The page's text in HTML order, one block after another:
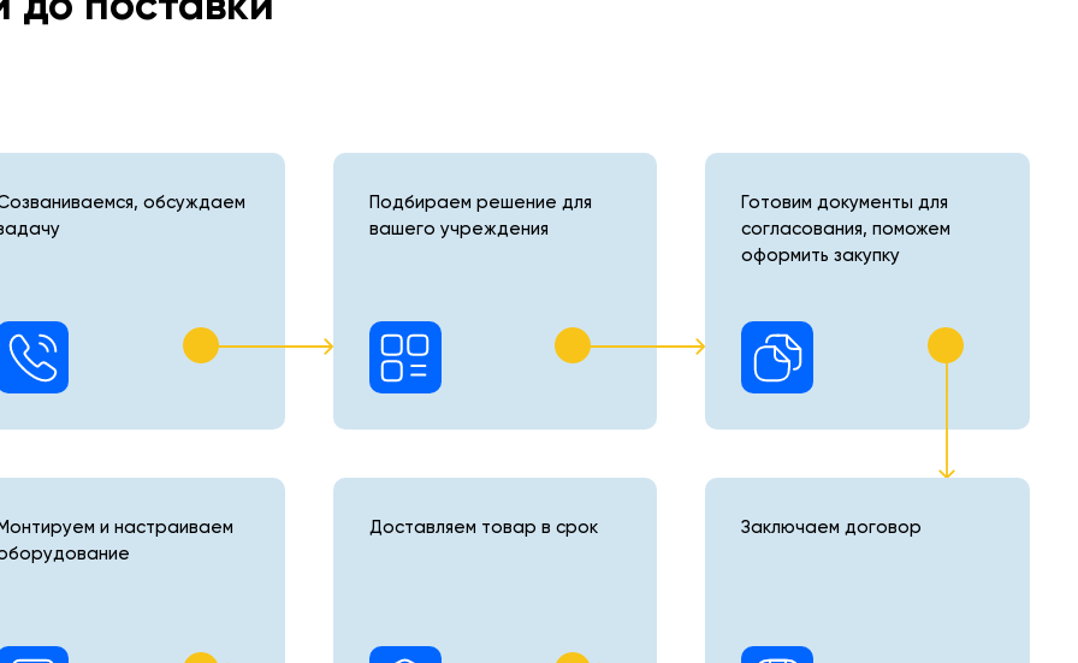
В
мм.
обсуждаем
Подбираем решение для
вашего учреждения
Готовим документы для
согласования, поможем
оформить закупку
и настраиваем
Доставляем товар в срок Заключаем договор